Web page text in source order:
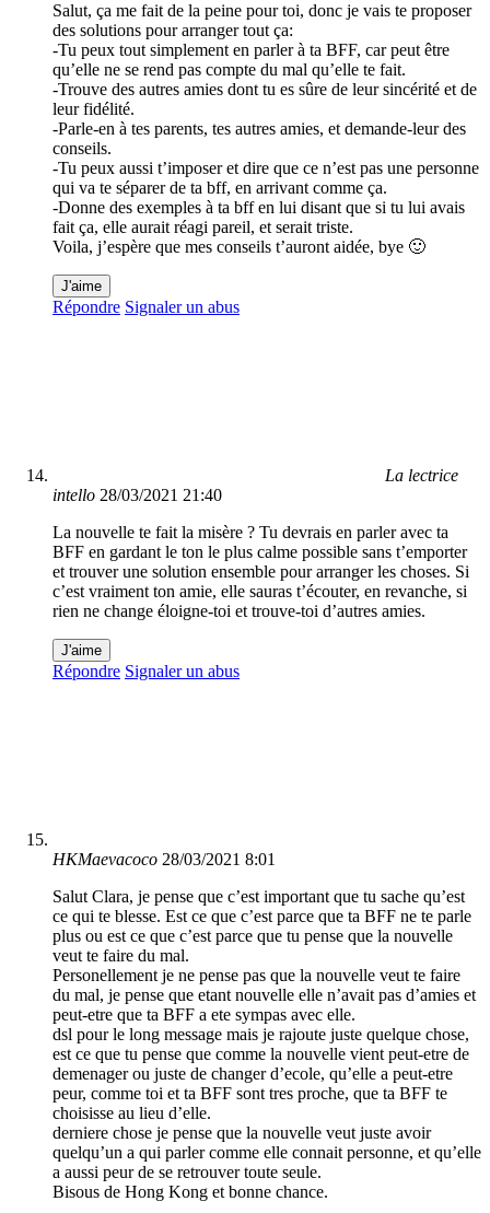
Salut, ça me fait de la peine pour toi, donc je vais te proposer
des solutions pour arranger tout ça:
-Tu peux tout simplement en parler à ta BFF, car peut être
qu’elle ne se rend pas compte du mal qu’elle te fait.
-Trouve des autres amies dont tu es sûre de leur sincérité et de
leur fidélité.
-Parle-en à tes parents, tes autres amies, et demande-leur des
conseils.
-Tu peux aussi t’imposer et dire que ce n’est pas une personne
qui va te séparer de ta bff, en arrivant comme ça.
-Donne des exemples à ta bff en lui disant que si tu lui avais
fait ça, elle aurait réagi pareil, et serait triste.
Voila, j’espère que mes conseils t’auront aidée, bye 🙂
J'aime
Répondre Signaler un abus
La lectrice
intello 28/03/2021 21:40
La nouvelle te fait la misère ? Tu devrais en parler avec ta
BFF en gardant le ton le plus calme possible sans t’emporter
et trouver une solution ensemble pour arranger les choses. Si
c’est vraiment ton amie, elle sauras t’écouter, en revanche, si
rien ne change éloigne-toi et trouve-toi d’autres amies.
J'aime
Répondre Signaler un abus
HKMaevacoco 28/03/2021 8:01
Salut Clara, je pense que c’est important que tu sache qu’est
ce qui te blesse. Est ce que c’est parce que ta BFF ne te parle
plus ou est ce que c’est parce que tu pense que la nouvelle
veut te faire du mal.
Personellement je ne pense pas que la nouvelle veut te faire
du mal, je pense que etant nouvelle elle n’avait pas d’amies et
peut-etre que ta BFF a ete sympas avec elle.
dsl pour le long message mais je rajoute juste quelque chose,
est ce que tu pense que comme la nouvelle vient peut-etre de
demenager ou juste de changer d’ecole, qu’elle a peut-etre
peur, comme toi et ta BFF sont tres proche, que ta BFF te
choisisse au lieu d’elle.
derniere chose je pense que la nouvelle veut juste avoir
quelqu’un a qui parler comme elle connait personne, et qu’elle
a aussi peur de se retrouver toute seule.
Bisous de Hong Kong et bonne chance.